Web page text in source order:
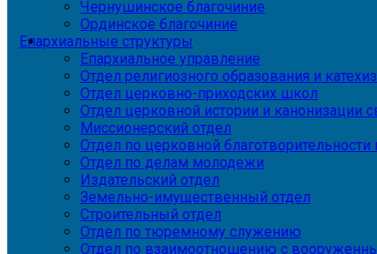
Чернушинское благочиние
Ординское благочиние
Епархиальные структуры
Епархиальное управление
Отдел религиозного образования и
Отдел церковно-приходских школ
Отдел церковной истории и канонизации
Миссионерский отдел
Отдел по церковной
Отдел по делам молодежи
Издательский отдел
Земельно-имущественный отдел
Строительный отдел
Отдел по тюремному служению
Отдел по взаимоотношению с